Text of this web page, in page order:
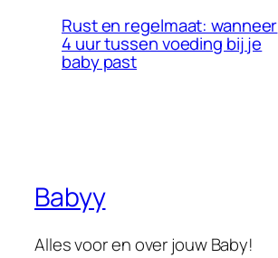
Rust en regelmaat: wanneer
4 uur tussen voeding bij je
baby past
Babyy
Alles voor en over jouw Baby!